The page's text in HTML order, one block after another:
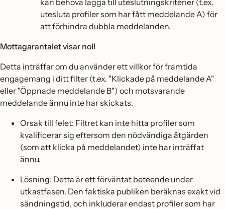
utesluta profiler som har fått meddelande A) för
att förhindra dubbla meddelanden.
Mottagarantalet visar noll
Detta inträffar om du använder ett villkor för framtida
engagemang i ditt filter (t.ex. "Klickade på meddelande A"
eller "Öppnade meddelande B") och motsvarande
meddelande ännu inte har skickats.
Orsak till felet: Filtret kan inte hitta profiler som
kvalificerar sig eftersom den nödvändiga åtgärden
(som att klicka på meddelandet) inte har inträffat
ännu.
Lösning: Detta är ett förväntat beteende under
utkastfasen. Den faktiska publiken beräknas exakt vid
sändningstid, och inkluderar endast profiler som har